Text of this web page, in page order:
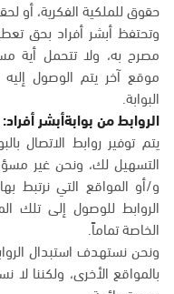
حقوق للملكية الفكرية، أو
وتحتفظ أبشر أفراد بحق
مصرح به، ولا تتحمل أية
موقع آخر يتم الوصول
البوابة.
الروابط من بوابةأبشر أفراد:
يتم توفير روابط الاتصال
التسهيل لك، ونحن غير
و/أو المواقع التي نرتبط
الروابط للوصول إلى تلك
الخاصة تماماً.
ونحن نستهدف استبدال
بالمواقع الأخرى، ولكننا